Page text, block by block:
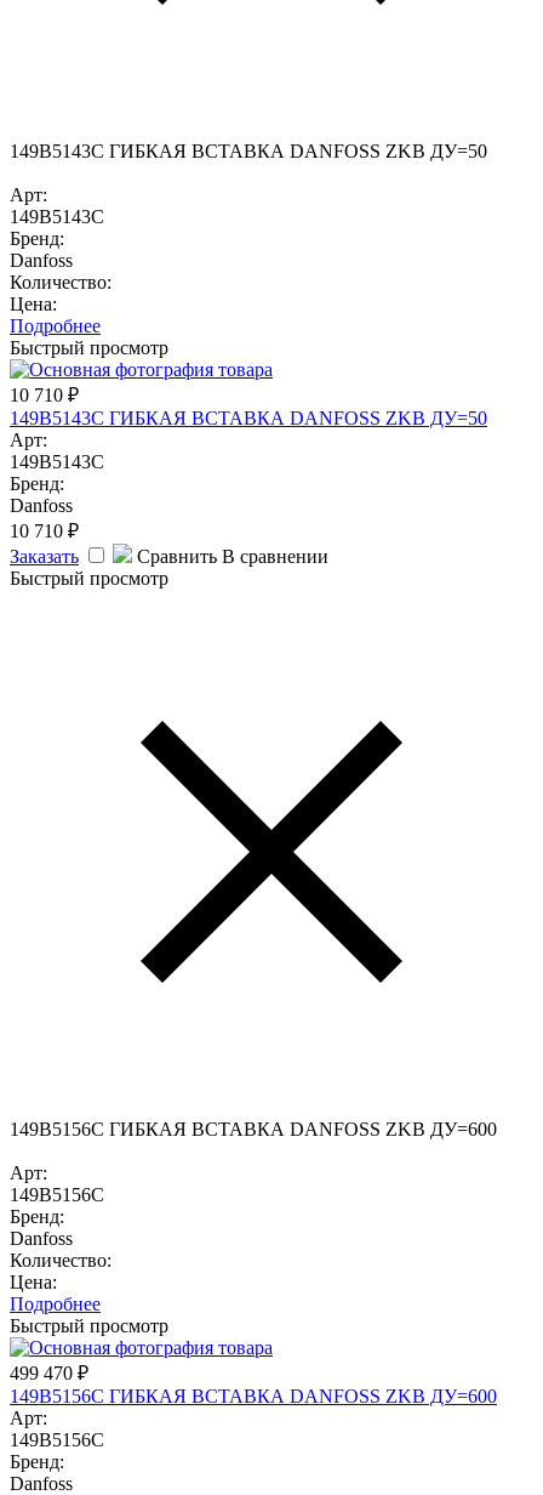
149B5143C ГИБКАЯ ВСТАВКА DANFOSS ZKB ДУ=50
Арт:
149B5143C
Бренд:
Danfoss
Количество:
Цена:
Подробнее
Быстрый просмотр
10 710 ₽
149B5143C ГИБКАЯ ВСТАВКА DANFOSS ZKB ДУ=50
Арт:
149B5143C
Бренд:
Danfoss
10 710 ₽
Заказать
Сравнить В сравнении
Быстрый просмотр
149B5156C ГИБКАЯ ВСТАВКА DANFOSS ZKB ДУ=600
Арт:
149B5156C
Бренд:
Danfoss
Количество:
Цена:
Подробнее
Быстрый просмотр
499 470 ₽
149B5156C ГИБКАЯ ВСТАВКА DANFOSS ZKB ДУ=600
Арт:
149B5156C
Бренд:
Danfoss